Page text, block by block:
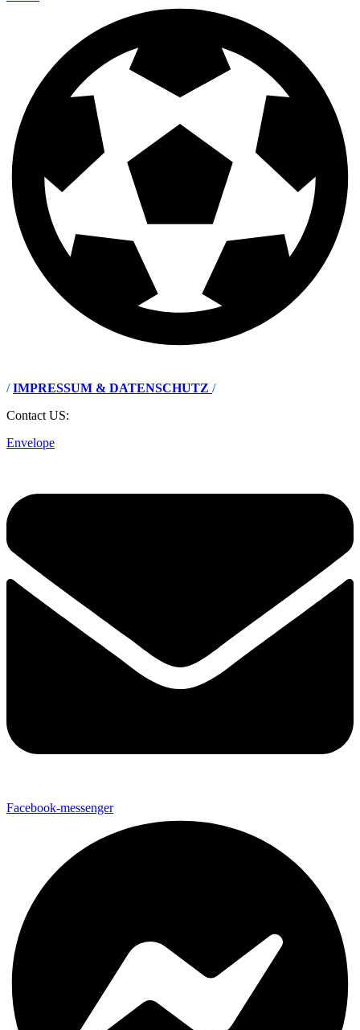
/ IMPRESSUM & DATENSCHUTZ /
Contact US:
Envelope
Facebook-messenger